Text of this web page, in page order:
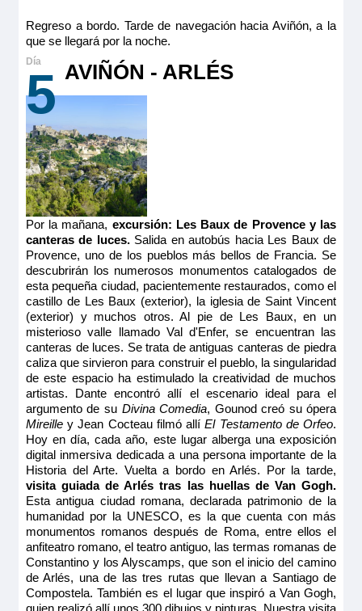
Regreso a bordo. Tarde de navegación hacia Aviñón, a la
que se llegará por la noche.
5 AVIÑÓN - ARLÉS
Por la mañana, excursión: Les Baux de Provence y las
canteras de luces.Salida en autobús hacia Les Baux de
Provence, uno de los pueblos más bellos de Francia. Se
descubrirán los numerosos monumentos catalogados de
esta pequeña ciudad, pacientemente restaurados, como el
castillo de Les Baux (exterior), la iglesia de Saint Vincent
(exterior) y muchos otros. Al pie de Les Baux, en un
misterioso valle llamado Val d'Enfer, se encuentran las
canteras de luces. Se trata de antiguas canteras de piedra
caliza que sirvieron para construir el pueblo, la singularidad
de este espacio ha estimulado la creatividad de muchos
artistas. Dante encontró allí el escenario ideal para el
argumento de su Divina Comedia, Gounod creó su ópera
Mireilley Jean Cocteau filmó allíEl Testamento de Orfeo.
Hoy en día, cada año, este lugar alberga una exposición
digital inmersiva dedicada a una persona importante de la
Historia del Arte. Vuelta a bordo en Arlés. Por la tarde,
visita guiada de Arlés tras las huellas de Van Gogh.
Esta antigua ciudad romana, declarada patrimonio de la
humanidad por la UNESCO, es la que cuenta con más
monumentos romanos después de Roma, entre ellos el
anfiteatro romano, el teatro antiguo, las termas romanas de
Constantino y los Alyscamps, que son el inicio del camino
de Arlés, una de las tres rutas que llevan a Santiago de
Compostela. También es el lugar que inspiró a Van Gogh,
quien realizó allí unos 300 dibujos y pinturas. Nuestra visita